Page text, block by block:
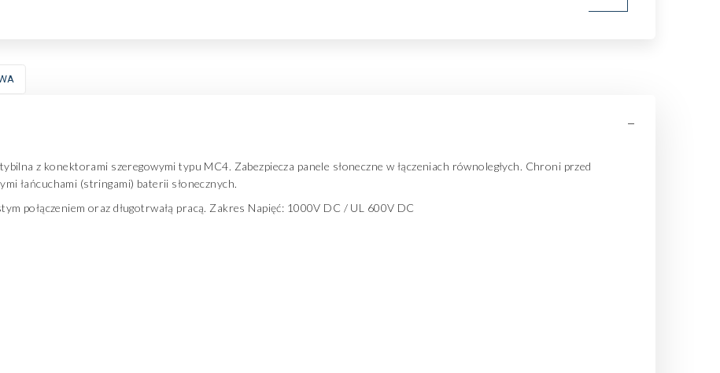
-
z konektorami szeregowymi typu MC4. Zabezpiecza panele słoneczne w łączeniach równoległych. Chroni przed
łańcuchami (stringami) baterii słonecznych.
połączeniem oraz długotrwałą pracą. Zakres Napięć: 1000V DC / UL 600V DC